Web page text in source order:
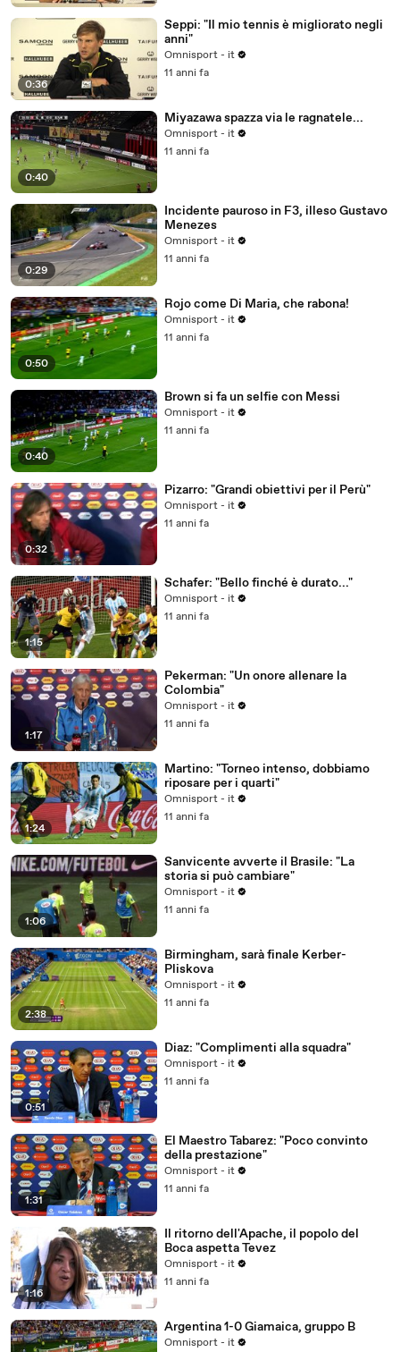
0:36
Seppi: "Il mio tennis è migliorato negli
anni"
Omnisport - it
11 anni fa
0:40
Miyazawa spazza via le ragnatele...
Omnisport - it
11 anni fa
0:29
Incidente pauroso in F3, illeso Gustavo
Menezes
Omnisport - it
11 anni fa
0:50
Rojo come Di Maria, che rabona!
Omnisport - it
11 anni fa
0:40
Brown si fa un selfie con Messi
Omnisport - it
11 anni fa
0:32
Pizarro: "Grandi obiettivi per il Perù"
Omnisport - it
11 anni fa
1:15
Schafer: "Bello finché è durato..."
Omnisport - it
11 anni fa
1:17
Pekerman: "Un onore allenare la
Colombia"
Omnisport - it
11 anni fa
1:24
Martino: "Torneo intenso, dobbiamo
riposare per i quarti"
Omnisport - it
11 anni fa
1:06
Sanvicente avverte il Brasile: "La
storia si può cambiare"
Omnisport - it
11 anni fa
2:38
Birmingham, sarà finale Kerber-
Pliskova
Omnisport - it
11 anni fa
0:51
Diaz: "Complimenti alla squadra"
Omnisport - it
11 anni fa
1:31
El Maestro Tabarez: "Poco convinto
della prestazione"
Omnisport - it
11 anni fa
1:16
Il ritorno dell'Apache, il popolo del
Boca aspetta Tevez
Omnisport - it
11 anni fa
Argentina 1-0 Giamaica, gruppo B
Omnisport - it